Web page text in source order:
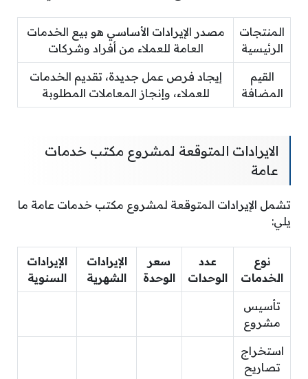
المنتجات
الرئيسية
مصدر الإيرادات الأساسي هو بيع الخدمات
العامة للعملاء من أفراد وشركات
القيم
المضافة
إيجاد فرص عمل جديدة، تقديم الخدمات
للعملاء، وإنجاز المعاملات المطلوبة
الايرادات المتوقعة لمشروع مكتب خدمات
عامة
تشمل الإيرادات المتوقعة لمشروع مكتب خدمات عامة ما
يلي:
نوع
الخدمات
عدد
الوحدات
سعر
الوحدة
الإيرادات
الشهرية
الإيرادات
السنوية
تأسيس
مشروع
استخراج
تصاريح